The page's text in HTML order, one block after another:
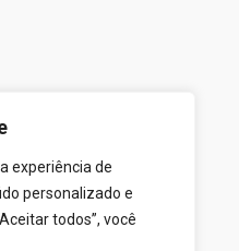
experiência de
personalizado e
todos”, você